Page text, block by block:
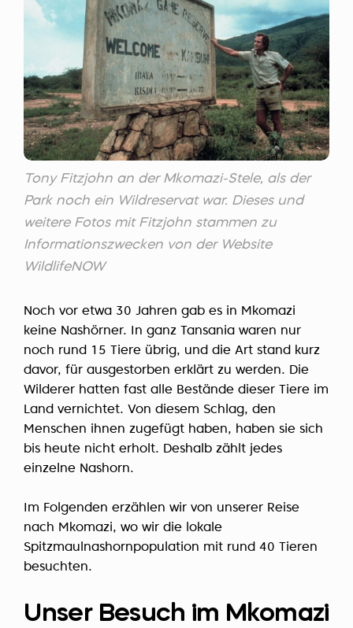
Tony Fitzjohn an der Mkomazi-Stele, als der
Park noch ein Wildreservat war. Dieses und
weitere Fotos mit Fitzjohn stammen zu
Informationszwecken von der Website
WildlifeNOW
Noch vor etwa 30 Jahren gab es in Mkomazi
keine Nashörner. In ganz Tansania waren nur
noch rund 15 Tiere übrig, und die Art stand kurz
davor, für ausgestorben erklärt zu werden. Die
Wilderer hatten fast alle Bestände dieser Tiere im
Land vernichtet. Von diesem Schlag, den
Menschen ihnen zugefügt haben, haben sie sich
bis heute nicht erholt. Deshalb zählt jedes
einzelne Nashorn.
Im Folgenden erzählen wir von unserer Reise
nach Mkomazi, wo wir die lokale
Spitzmaulnashornpopulation mit rund 40 Tieren
besuchten.
Unser Besuch im Mkomazi